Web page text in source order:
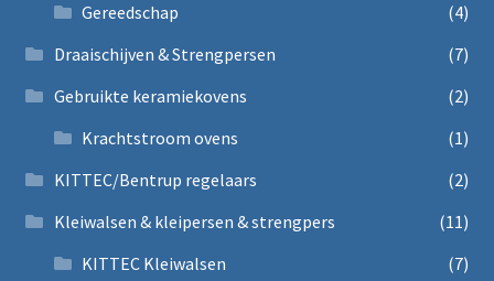
Gereedschap
(4)
Draaischijven & Strengpersen
(7)
Gebruikte keramiekovens
(2)
Krachtstroom ovens
(1)
KITTEC/Bentrup regelaars
(2)
Kleiwalsen & kleipersen & strengpers
(11)
KITTEC Kleiwalsen
(7)